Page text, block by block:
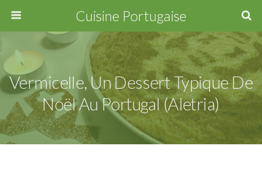
Cuisine Portugaise
Vermicelle, Un Dessert Typique De
Noël Au Portugal (Aletria)